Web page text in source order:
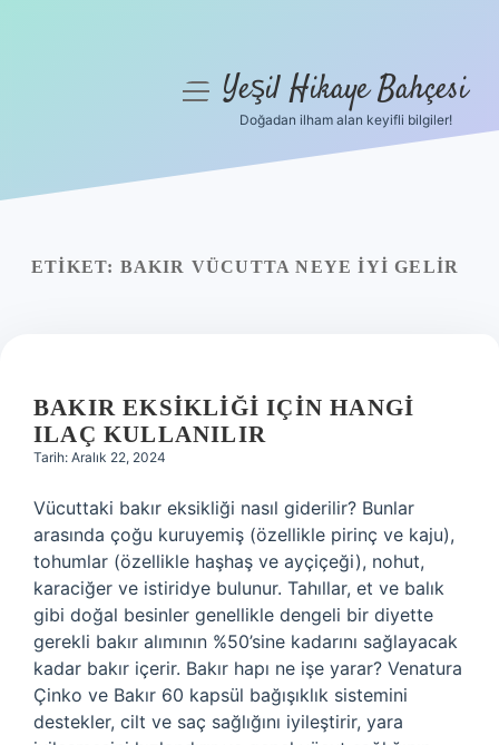
Yasal Uyarı
menüyüYeşil Hikaye Bahçesi
Doğadan ilham alan keyifli bilgiler!
ETIKET: BAKIR VÜCUTTA NEYE IYI GELIR
BAKIR EKSIKLIĞI IÇIN HANGI
ILAÇ KULLANILIR
Tarih: Aralık 22, 2024
Vücuttaki bakır eksikliği nasıl giderilir? Bunlar
arasında çoğu kuruyemiş (özellikle pirinç ve kaju),
tohumlar (özellikle haşhaş ve ayçiçeği), nohut,
karaciğer ve istiridye bulunur. Tahıllar, et ve balık
gibi doğal besinler genellikle dengeli bir diyette
gerekli bakır alımının %50’sine kadarını sağlayacak
kadar bakır içerir. Bakır hapı ne işe yarar? Venatura
Çinko ve Bakır 60 kapsül bağışıklık sistemini
destekler, cilt ve saç sağlığını iyileştirir, yara